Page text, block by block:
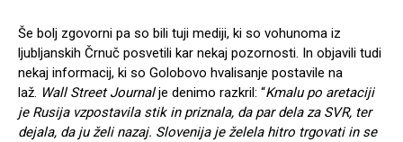
Še bolj zgovorni pa so bili tuji mediji, ki so vohunoma iz
ljubljanskih Črnuč posvetili kar nekaj pozornosti. In objavili tudi
nekaj informacij, ki so Golobovo hvalisanje postavile na
laž. Wall Street Journalje denimo razkril: “Kmalu po aretaciji
je Rusija vzpostavila stik in priznala, da par dela za SVR, ter
dejala, da ju želi nazaj. Slovenija je želela hitro trgovati in se